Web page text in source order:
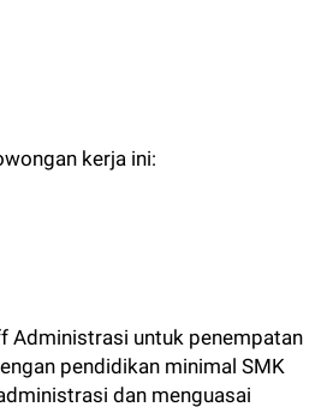
kerja ini:
Administrasi untuk penempatan
pendidikan minimal SMK
dan menguasai